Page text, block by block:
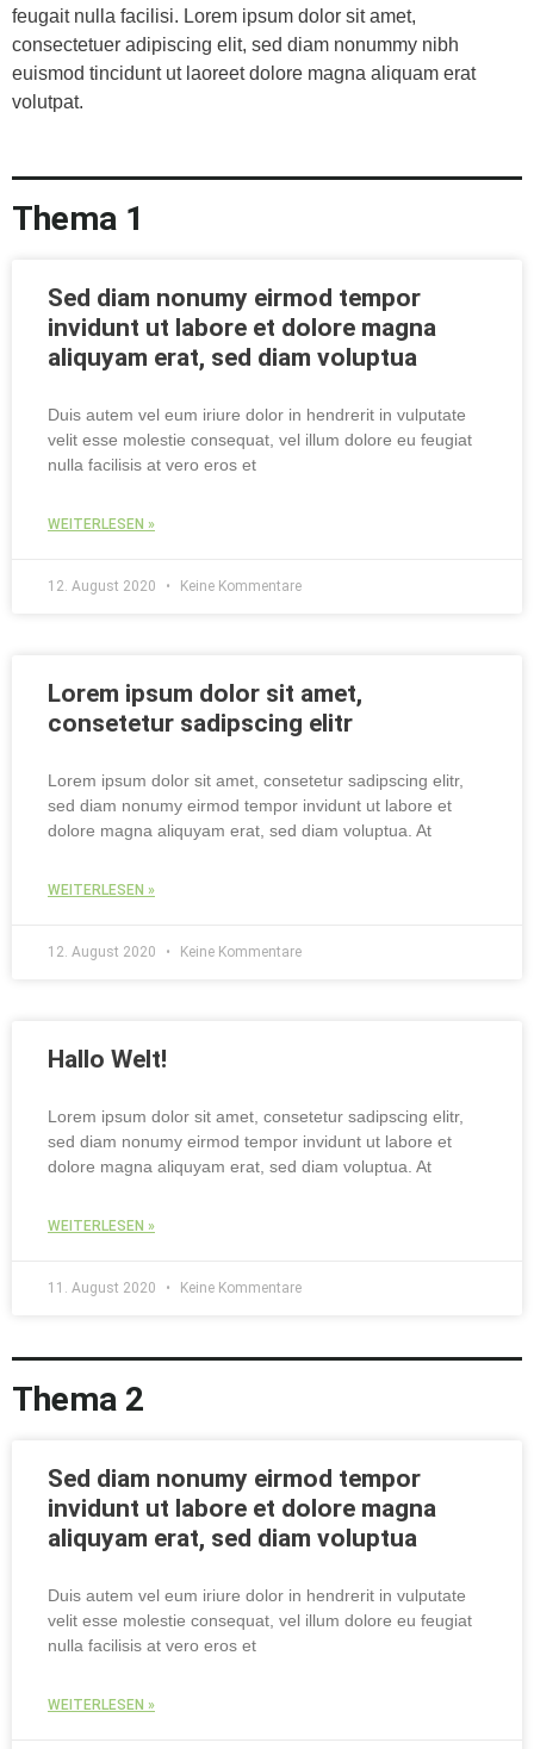
feugait nulla facilisi. Lorem ipsum dolor sit amet,
consectetuer adipiscing elit, sed diam nonummy nibh
euismod tincidunt ut laoreet dolore magna aliquam erat
volutpat.
Thema 1
Sed diam nonumy eirmod tempor
invidunt ut labore et dolore magna
aliquyam erat, sed diam voluptua
Duis autem vel eum iriure dolor in hendrerit in vulputate
velit esse molestie consequat, vel illum dolore eu feugiat
nulla facilisis at vero eros et
WEITERLESEN »
12. August 2020 Keine Kommentare
Lorem ipsum dolor sit amet,
consetetur sadipscing elitr
Lorem ipsum dolor sit amet, consetetur sadipscing elitr,
sed diam nonumy eirmod tempor invidunt ut labore et
dolore magna aliquyam erat, sed diam voluptua. At
WEITERLESEN »
12. August 2020 Keine Kommentare
Hallo Welt!
Lorem ipsum dolor sit amet, consetetur sadipscing elitr,
sed diam nonumy eirmod tempor invidunt ut labore et
dolore magna aliquyam erat, sed diam voluptua. At
WEITERLESEN »
11. August 2020 Keine Kommentare
Thema 2
Sed diam nonumy eirmod tempor
invidunt ut labore et dolore magna
aliquyam erat, sed diam voluptua
Duis autem vel eum iriure dolor in hendrerit in vulputate
velit esse molestie consequat, vel illum dolore eu feugiat
nulla facilisis at vero eros et
WEITERLESEN »